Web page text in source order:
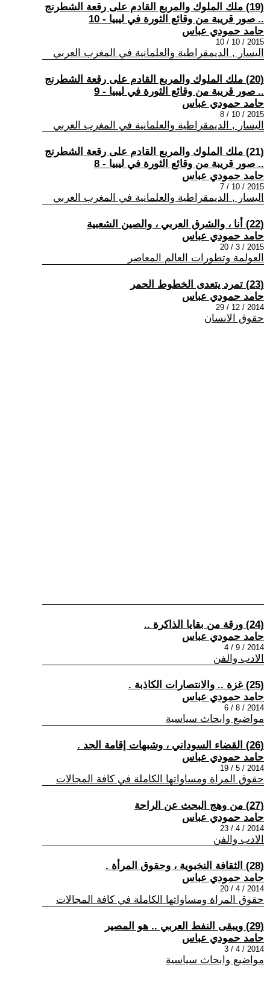
(19) ملك الملوك والمربع القادم على رقعة الشطرنج
.. صور قريبة من وقائع الثورة في ليبيا - 10
حامد حمودي عباس
2015 / 10 / 10
اليسار , الديمقراطية والعلمانية في المغرب العربي
(20) ملك الملوك والمربع القادم على رقعة الشطرنج
.. صور قريبة من وقائع الثورة في ليبيا - 9
حامد حمودي عباس
2015 / 10 / 8
اليسار , الديمقراطية والعلمانية في المغرب العربي
(21) ملك الملوك والمربع القادم على رقعة الشطرنج
.. صور قريبة من وقائع الثورة في ليبيا - 8
حامد حمودي عباس
2015 / 10 / 7
اليسار , الديمقراطية والعلمانية في المغرب العربي
(22) أنا ، والشرق العربي ، والصين الشعبية
حامد حمودي عباس
2015 / 3 / 20
العولمة وتطورات العالم المعاصر
(23) تمرد يتعدى الخطوط الحمر
حامد حمودي عباس
2014 / 12 / 29
حقوق الانسان
(24) ورقة من بقايا الذاكرة ..
حامد حمودي عباس
2014 / 9 / 4
الادب والفن
(25) غزة .. والانتصارات الكاذبة .
حامد حمودي عباس
2014 / 8 / 6
مواضيع وابحاث سياسية
(26) القضاء السوداني ، وشبهات إقامة الحد .
حامد حمودي عباس
2014 / 5 / 19
حقوق المراة ومساواتها الكاملة في كافة المجالات
(27) من وهج البحث عن الراحة
حامد حمودي عباس
2014 / 4 / 23
الادب والفن
(28) الثقافة النخبوية ، وحقوق المرأة .
حامد حمودي عباس
2014 / 4 / 20
حقوق المراة ومساواتها الكاملة في كافة المجالات
(29) ويبقى النفط العربي .. هو المصير
حامد حمودي عباس
2014 / 4 / 3
مواضيع وابحاث سياسية